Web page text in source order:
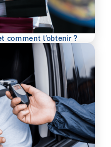
comment l’obtenir ?